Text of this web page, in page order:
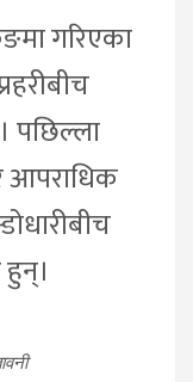
गरिएका
पछिल्ला
आपराधिक